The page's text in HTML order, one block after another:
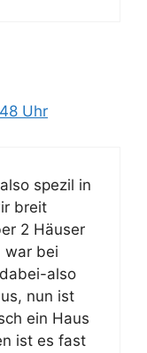
Uhr
spezil in
breit
2 Häuser
war bei
also
nun ist
ein Haus
ist es fast